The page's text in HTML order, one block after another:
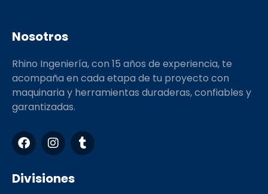
Nosotros
Rhino Ingeniería, con 15 años de experiencia, te
acompaña en cada etapa de tu proyecto con
maquinaria y herramientas duraderas, confiables y
garantizadas.
F
a
c
e
b
I
n
s
t
a
T
u
m
Divisiones